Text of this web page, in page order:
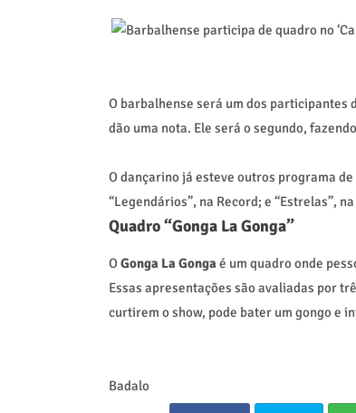
O barbalhense será um dos participantes
dão uma nota. Ele será o segundo,
O dançarino já esteve outros programa de
“Legendários”, na Record; e “Estrelas”,
Quadro “Gonga La Gonga”
O Gonga La Gonga é um quadro onde
Essas apresentações são avaliadas por
curtirem o show, pode bater um gongo e
Badalo